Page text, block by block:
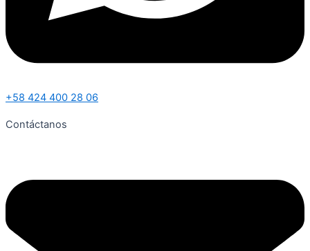
+58 424 400 28 06
Contáctanos